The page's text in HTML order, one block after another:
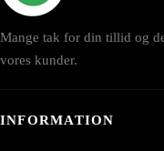
Mange tak for din tillid og
vores kunder.
INFORMATION